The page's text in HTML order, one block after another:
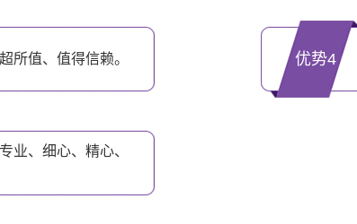
所值、值得信赖。 优势4
业、细心、精心、